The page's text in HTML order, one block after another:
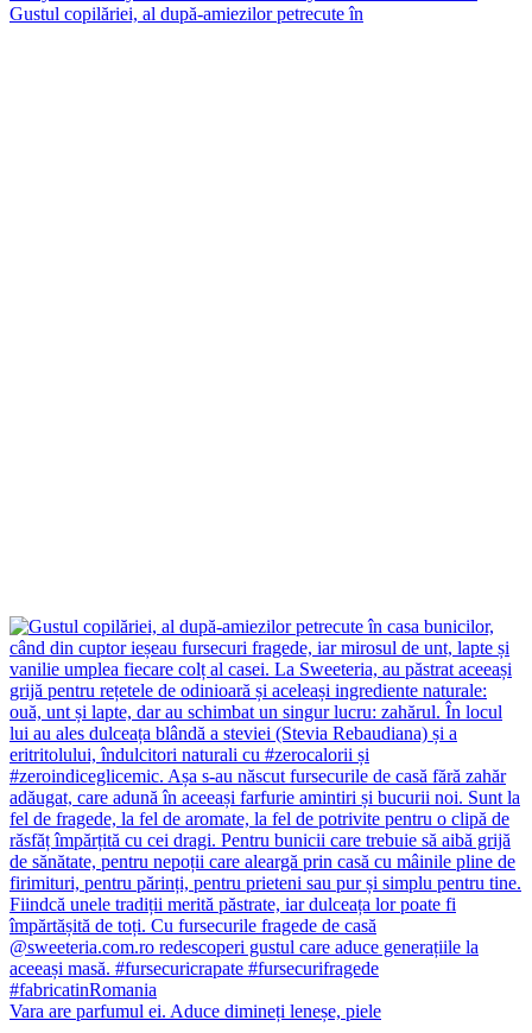
Gustul copilăriei, al după-amiezilor petrecute în
Vara are parfumul ei. Aduce dimineți leneșe, piele